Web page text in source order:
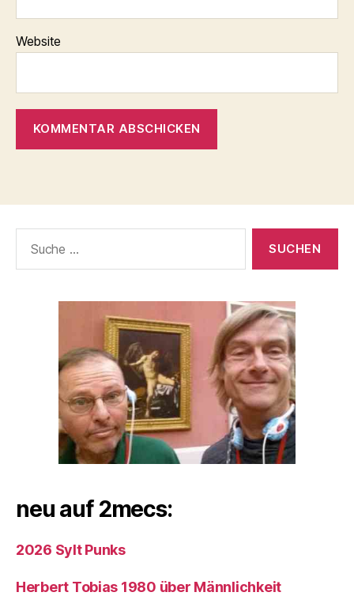
Website
nach:
neu auf 2mecs:
2026 Sylt Punks
Herbert Tobias 1980 über Männlichkeit